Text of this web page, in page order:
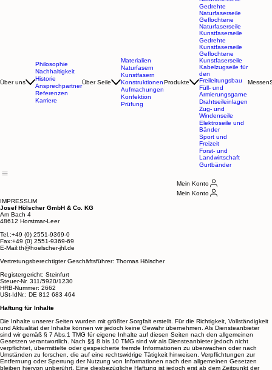
Philosophie
Nachhaltigkeit
Historie
Ansprechpartner
Materialien
Naturfasern
Kunstfasern
Konstruktionen
Aufmachungen
Naturfaserseile
Gedrehte
Naturfaserseile
Geflochtene
Naturfaserseile
Kunstfaserseile
Gedrehte
Kunstfaserseile
Geflochtene
Kunstfaserseile
Kabelzugseile für
den
Freileitungsbau
Füll- und
Armierungsgarne
Drahtseileinlagen
Zug- und
Windenseile
Elektroseile und
Bänder
Sport und
Freizeit
Forst- und
Gurtbänder
IMPRESSUM
Josef Hölscher GmbH & Co. KG
Am Bach 4
48612 Horstmar-Leer
Tel.:+49 (0) 2551-9369-0
Fax:+49 (0) 2551-9369-69
E-Mail:th@hoelscher-jhl.de
Vertretungsberechtigter Geschäftsführer: Thomas Hölscher
Registergericht: Steinfurt
Steuer-Nr. 311/5920/1230
HRB-Nummer: 2662
USt-IdNr.: DE 812 683 464
Haftung für Inhalte
Die Inhalte unserer Seiten wurden mit größter Sorgfalt erstellt. Für die Richtigkeit, Vollständigkeit
und Aktualität der Inhalte können wir jedoch keine Gewähr übernehmen. Als Diensteanbieter
sind wir gemäß § 7 Abs.1 TMG für eigene Inhalte auf diesen Seiten nach den allgemeinen
Gesetzen verantwortlich. Nach §§ 8 bis 10 TMG sind wir als Diensteanbieter jedoch nicht
verpflichtet, übermittelte oder gespeicherte fremde Informationen zu überwachen oder nach